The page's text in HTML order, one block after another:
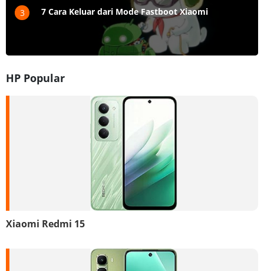
3 7 Cara Keluar dari Mode Fastboot Xiaomi
HP Popular
Xiaomi Redmi 15